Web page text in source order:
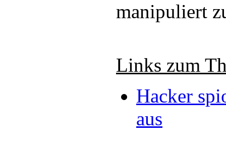
manipuliert
Links zum
Hacker
aus